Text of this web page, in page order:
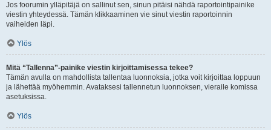
Jos foorumin ylläpitäjä on sallinut sen, sinun pitäisi nähdä raportointipainike
viestin yhteydessä. Tämän klikkaaminen vie sinut viestin raportoinnin
vaiheiden läpi.
Ylös
Mitä “Tallenna”-painike viestin kirjoittamisessa tekee?
Tämän avulla on mahdollista tallentaa luonnoksia, jotka voit kirjoittaa loppuun
ja lähettää myöhemmin. Avataksesi tallennetun luonnoksen, vieraile komissa
asetuksissa.
Ylös